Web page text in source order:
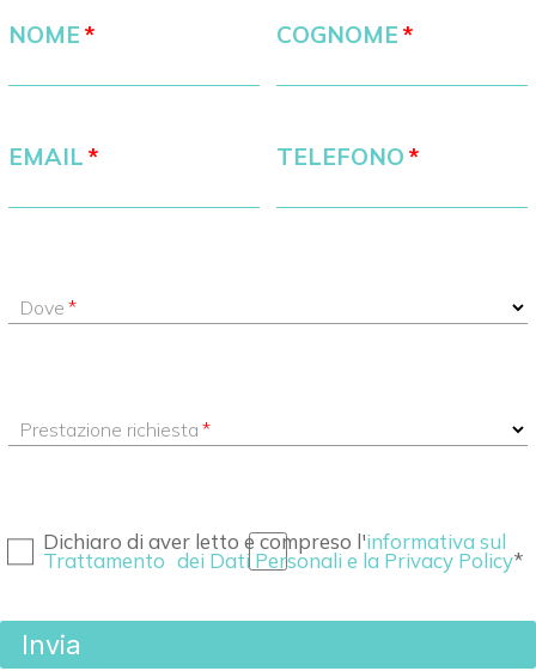
NOME COGNOME
EMAIL TELEFONO
Dove
Prestazione richiesta
Dichiaro di aver letto e compreso l'informativa sul
Trattamento dei Dati Personali e la Privacy Policy